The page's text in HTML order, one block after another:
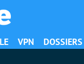
VPN DOSSIERS